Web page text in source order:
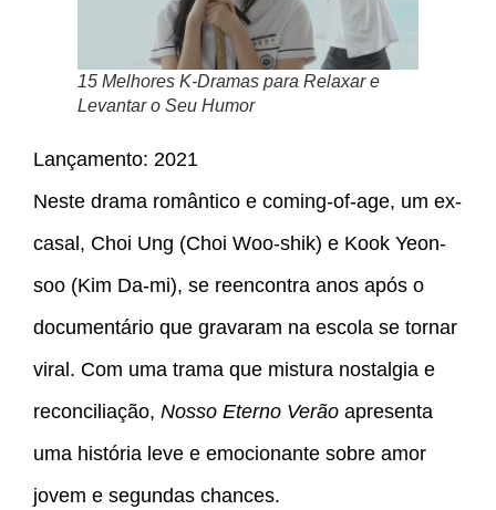
15 Melhores K-Dramas para Relaxar e
Levantar o Seu Humor
Lançamento: 2021
Neste drama romântico e coming-of-age, um ex-
casal, Choi Ung (Choi Woo-shik) e Kook Yeon-
soo (Kim Da-mi), se reencontra anos após o
documentário que gravaram na escola se tornar
viral. Com uma trama que mistura nostalgia e
reconciliação, Nosso Eterno Verão apresenta
uma história leve e emocionante sobre amor
jovem e segundas chances.